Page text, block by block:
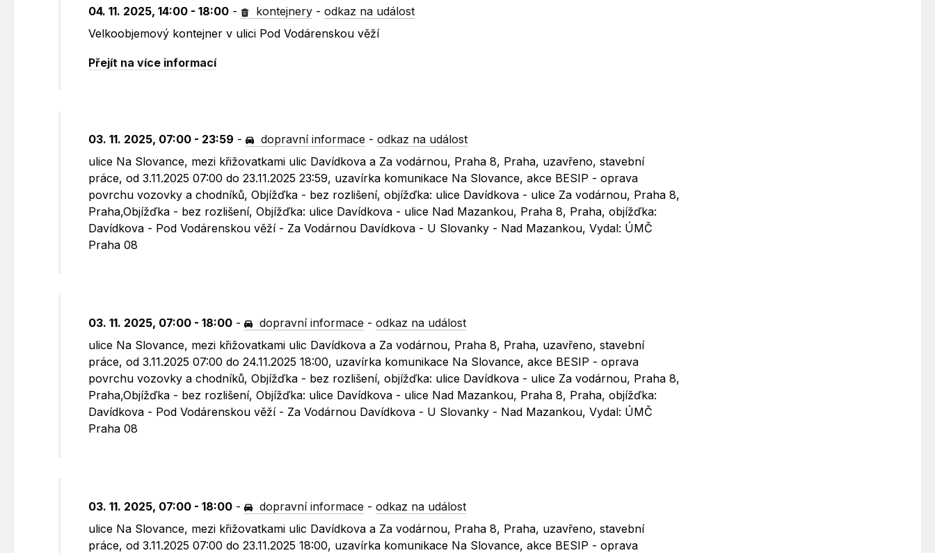
04. 11. 2025, 14:00 - 18:00 - kontejnery -odkaz na událost
Velkoobjemový kontejner v ulici Pod Vodárenskou věží
Přejít na více informací
03. 11. 2025, 07:00 - 23:59 - dopravní informace -odkaz na událost
ulice Na Slovance, mezi křižovatkami ulic Davídkova a Za vodárnou, Praha 8, Praha, uzavřeno, stavební
práce, od 3.11.2025 07:00 do 23.11.2025 23:59, uzavírka komunikace Na Slovance, akce BESIP - oprava
povrchu vozovky a chodníků, Objížďka - bez rozlišení, objížďka: ulice Davídkova - ulice Za vodárnou, Praha 8,
Praha,Objížďka - bez rozlišení, Objížďka: ulice Davídkova - ulice Nad Mazankou, Praha 8, Praha, objížďka:
Davídkova - Pod Vodárenskou věží - Za Vodárnou Davídkova - U Slovanky - Nad Mazankou, Vydal: ÚMČ
Praha 08
03. 11. 2025, 07:00 - 18:00 - dopravní informace -odkaz na událost
ulice Na Slovance, mezi křižovatkami ulic Davídkova a Za vodárnou, Praha 8, Praha, uzavřeno, stavební
práce, od 3.11.2025 07:00 do 24.11.2025 18:00, uzavírka komunikace Na Slovance, akce BESIP - oprava
povrchu vozovky a chodníků, Objížďka - bez rozlišení, objížďka: ulice Davídkova - ulice Za vodárnou, Praha 8,
Praha,Objížďka - bez rozlišení, Objížďka: ulice Davídkova - ulice Nad Mazankou, Praha 8, Praha, objížďka:
Davídkova - Pod Vodárenskou věží - Za Vodárnou Davídkova - U Slovanky - Nad Mazankou, Vydal: ÚMČ
Praha 08
03. 11. 2025, 07:00 - 18:00 - dopravní informace -odkaz na událost
ulice Na Slovance, mezi křižovatkami ulic Davídkova a Za vodárnou, Praha 8, Praha, uzavřeno, stavební
práce, od 3.11.2025 07:00 do 23.11.2025 18:00, uzavírka komunikace Na Slovance, akce BESIP - oprava